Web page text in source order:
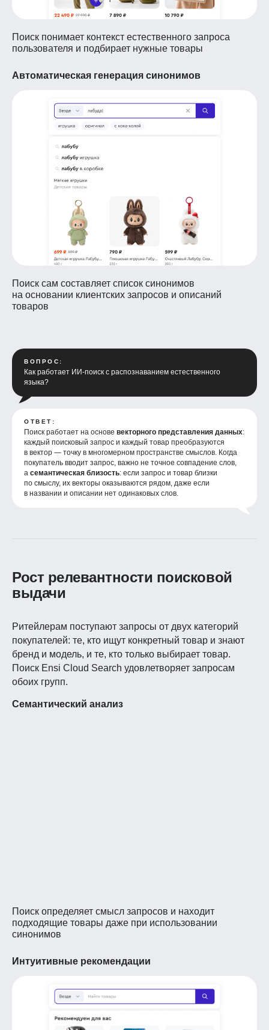
Поиск понимает контекст естественного запроса
пользователя и подбирает нужные товары
Автоматическая генерация синонимов
Поиск сам составляет список синонимов
на основании клиентских запросов и описаний
товаров
ВОПРОС:
Как работает ИИ-поиск с распознаванием естественного
языка?
ОТВЕТ:
Поиск работает на основе векторного представления данных:
каждый поисковый запрос и каждый товар преобразуются
в вектор — точку в многомерном пространстве смыслов. Когда
покупатель вводит запрос, важно не точное совпадение слов,
а семантическая близость: если запрос и товар близки
по смыслу, их векторы оказываются рядом, даже если
в названии и описании нет одинаковых слов.
Рост релевантности поисковой
выдачи
Ритейлерам поступают запросы от двух категорий
покупателей: те, кто ищут конкретный товар и знают
бренд и модель, и те, кто только выбирает товар.
Поиск Ensi Cloud Search удовлетворяет запросам
обоих групп.
Семантический анализ
Поиск определяет смысл запросов и находит
подходящие товары даже при использовании
синонимов
Интуитивные рекомендации